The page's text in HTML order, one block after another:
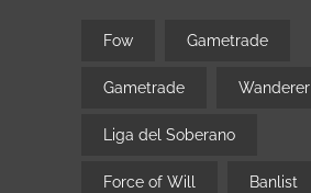
Fow Gametrade
Gametrade Wanderer
Liga del Soberano
Force of Will Banlist